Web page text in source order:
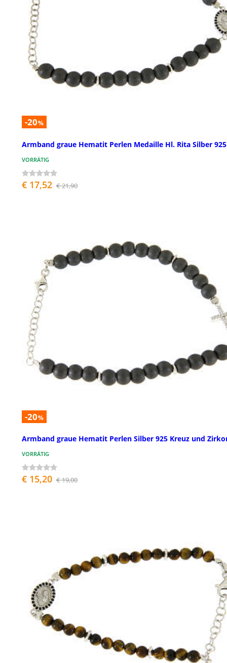
-20%
Armband graue Hematit Perlen Medaille Hl. Rita Silber 925
VORRÄTIG
€ 17,52 € 21,90
-20%
Armband graue Hematit Perlen Silber 925 Kreuz und
VORRÄTIG
€ 15,20 € 19,00